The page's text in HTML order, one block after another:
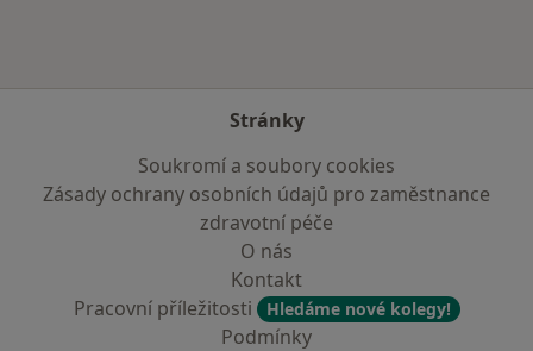
Stránky
Soukromí a soubory cookies
Zásady ochrany osobních údajů pro zaměstnance
zdravotní péče
O nás
Kontakt
Pracovní příležitosti
Hledáme nové kolegy!
Podmínky